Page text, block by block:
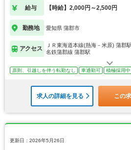
給与 【時給】2,000円～2,500円
勤務地 愛知県 蒲郡市
アクセス
ＪＲ東海道本線(熱海－米原) 蒲郡駅
名鉄蒲郡線 蒲郡駅
原則、引越しを伴う転勤なし 車通勤可 積極採用中
求人の詳細を見る この
更新日：2026年5月26日